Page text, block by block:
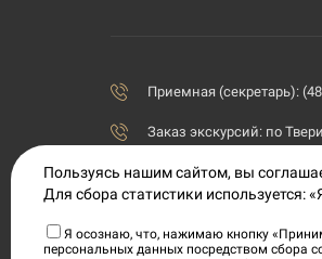
Приемная (секретарь):
Заказ экскурсий: по
priemnaya@tvermuzeum.ru
Политика
Пользуясь нашим сайтом, вы
Для сбора статистики используется:
Я осознаю, что, нажимаю кнопку
персональных данных посредством сбора